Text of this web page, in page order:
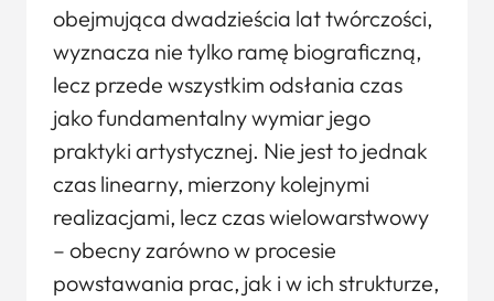
obejmująca dwadzieścia lat twórczości,
wyznacza nie tylko ramę biograficzną,
lecz przede wszystkim odsłania czas
jako fundamentalny wymiar jego
praktyki artystycznej. Nie jest to jednak
czas linearny, mierzony kolejnymi
realizacjami, lecz czas wielowarstwowy
– obecny zarówno w procesie
powstawania prac, jak i w ich strukturze,